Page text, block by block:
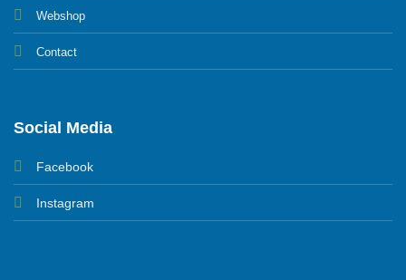
Webshop
Contact
Social Media
Facebook
Instagram